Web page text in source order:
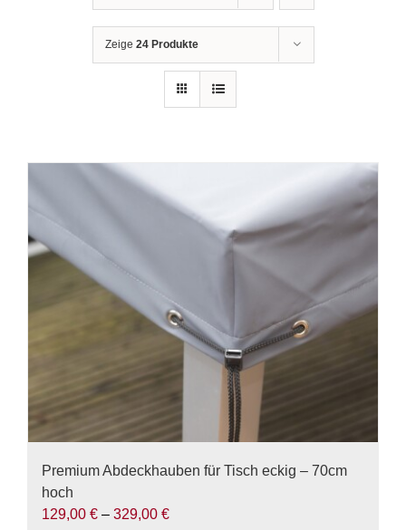
Zeige 24 Produkte
Premium Abdeckhauben für Tisch eckig – 70cm
hoch
129,00 € – 329,00 €